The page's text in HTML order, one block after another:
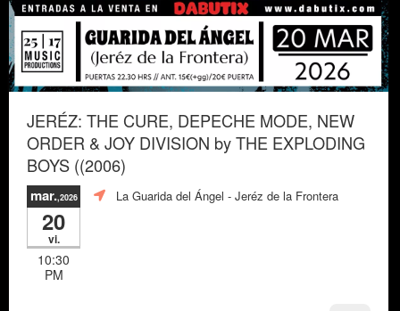
JERÉZ: THE CURE, DEPECHE MODE, NEW
ORDER & JOY DIVISION by THE EXPLODING
BOYS ((2006)
mar.,2026
20
vi.
10:30
PM
La Guarida del Ángel - Jeréz de la Frontera